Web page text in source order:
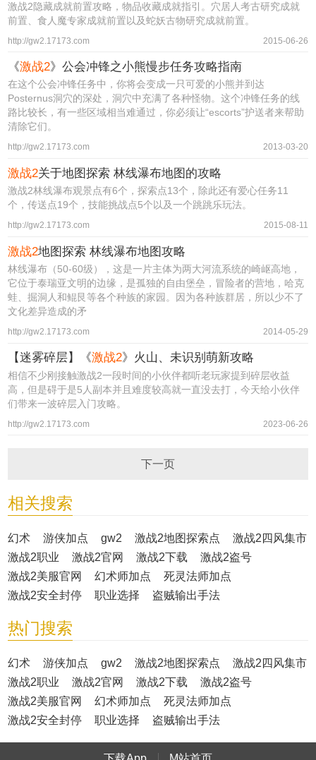
激战2隐藏成就前置攻略，物品收藏成就指引。穴居人考古研究成就
前置、食人魔专家成就前置以及蛇妖古物研究成就前置。
http://gw2.17173.com 2015-06-26
《激战2》公会冲锋之小熊慢步任务攻略指南
在这个公会冲锋任务中，你将会变成一只可爱的小熊并到达
Posternus洞穴的深处，洞穴中充满了各种怪物。这个冲锋任务的线
路比较长，有一些区域相当难通过，你必须让“escorts”护送者来帮助
清除它们。
http://gw2.17173.com 2013-03-20
激战2关于地图探索 林线瀑布地图的攻略
激战2林线瀑布观景点有6个，探索点13个，除此还有爱心任务11
个，传送点19个，技能挑战点5个以及一个跳跳乐玩法。
http://gw2.17173.com 2015-08-11
激战2地图探索 林线瀑布地图攻略
林线瀑布（50-60级），这是一片主体为两大河流系统的崎岖高地，
它位于泰瑞亚文明的边缘，是孤独的自由堡垒，冒险者的营地，哈克
蛙、掘洞人和鲲艮等各个种族的家园。因为各种族群居，所以少不了
文化差异造成的矛
http://gw2.17173.com 2014-05-29
【迷雾碎层】《激战2》火山、未识别萌新攻略
相信不少刚接触激战2一段时间的小伙伴都听老玩家提到碎层收益
高，但是碍于是5人副本并且难度较高就一直没去打，今天给小伙伴
们带来一波碎层入门攻略。
http://gw2.17173.com 2023-06-26
下一页
相关搜索
幻术 游侠加点 gw2 激战2地图探索点
激战2四风集市
激战2职业
激战2官网 激战2下载
激战2盗号
激战2美服官网
幻术师加点
死灵法师加点
激战2安全封停
职业选择 盗贼输出手法
热门搜索
幻术 游侠加点 gw2 激战2地图探索点
激战2四风集市
激战2职业
激战2官网 激战2下载
激战2盗号
激战2美服官网
幻术师加点
死灵法师加点
激战2安全封停
职业选择 盗贼输出手法